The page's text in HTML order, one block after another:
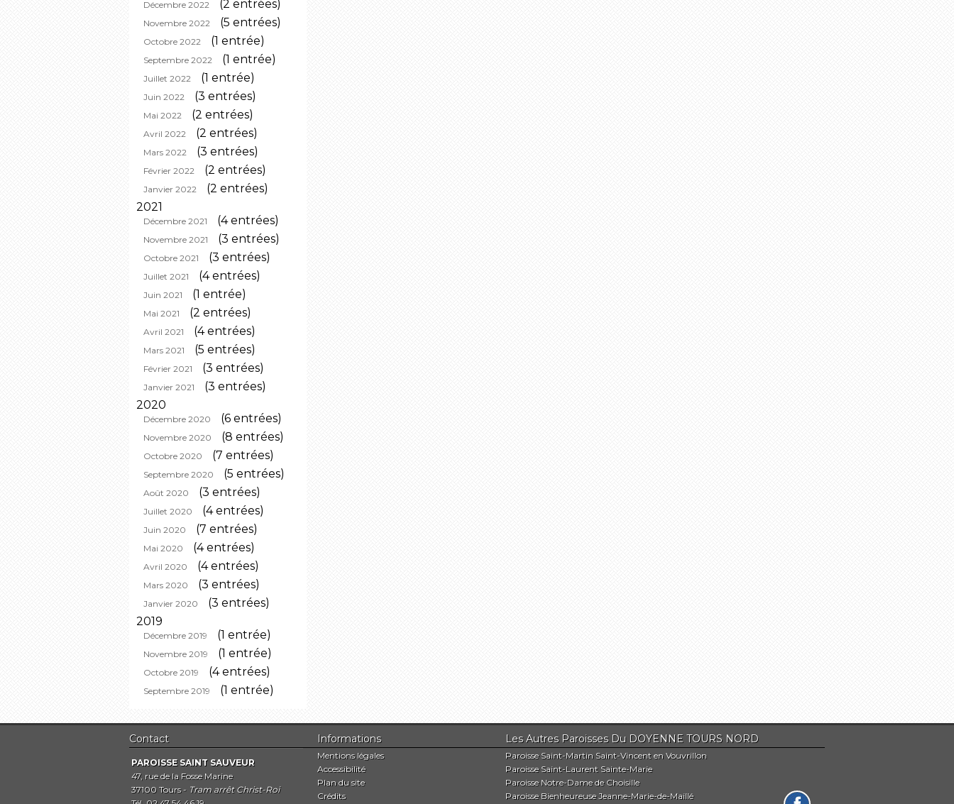
Décembre 2022 (2 entrées)
Novembre 2022 (5 entrées)
Octobre 2022 (1 entrée)
Septembre 2022 (1 entrée)
Juillet 2022 (1 entrée)
Juin 2022 (3 entrées)
Mai 2022 (2 entrées)
Avril 2022 (2 entrées)
Mars 2022 (3 entrées)
Février 2022 (2 entrées)
Janvier 2022
(2 entrées)
2021
Décembre 2021 (4 entrées)
Novembre 2021 (3 entrées)
Octobre 2021 (3 entrées)
Juillet 2021 (4 entrées)
Juin 2021 (1 entrée)
Mai 2021 (2 entrées)
Avril 2021 (4 entrées)
Mars 2021 (5 entrées)
Février 2021 (3 entrées)
Janvier 2021
(3 entrées)
2020
Décembre 2020 (6 entrées)
Novembre 2020 (8 entrées)
Octobre 2020 (7 entrées)
Septembre 2020 (5 entrées)
Août 2020 (3 entrées)
Juillet 2020 (4 entrées)
Juin 2020 (7 entrées)
Mai 2020 (4 entrées)
Avril 2020 (4 entrées)
Mars 2020 (3 entrées)
Janvier 2020
(3 entrées)
2019
Décembre 2019 (1 entrée)
Novembre 2019 (1 entrée)
Octobre 2019 (4 entrées)
Septembre 2019 (1 entrée)
Contact
PAROISSE SAINT SAUVEUR
47, rue de la Fosse Marine
37100 Tours - Tram arrêt Christ-Roi
Informations
Mentions légales
Accessibilité
Plan du site
Crédits
Les Autres Paroisses Du DOYENNE TOURS NORD
Paroisse Saint-Martin Saint-Vincent en Vouvrillon
Paroisse Saint-Laurent Sainte-Marie
Paroisse Notre-Dame de Choisille
Paroisse Bienheureuse Jeanne-Marie-de-Maillé